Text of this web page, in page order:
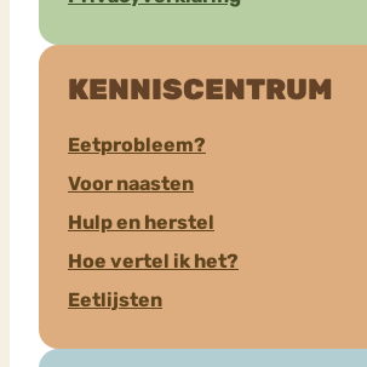
KENNISCENTRUM
Eetprobleem?
Voor naasten
Hulp en herstel
Hoe vertel ik het?
Eetlijsten